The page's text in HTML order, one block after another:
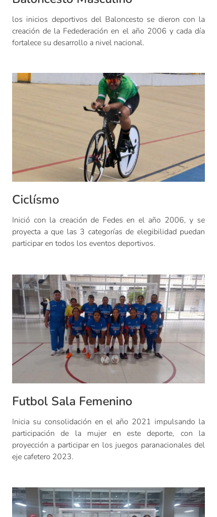
los inicios deportivos del Baloncesto se dieron con la
creación de la Fedederación en el año 2006 y cada día
fortalece su desarrollo a nivel nacional.
Ciclísmo
Inició con la creación de Fedes en el año 2006, y se
proyecta a que las 3 categorías de elegibilidad puedan
participar en todos los eventos deportivos.
Futbol Sala Femenino
Inicia su consolidación en el año 2021 impulsando la
participación de la mujer en este deporte, con la
proyección a participar en los juegos paranacionales del
eje cafetero 2023.